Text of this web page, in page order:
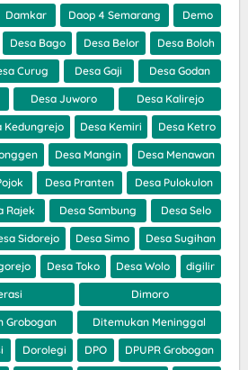
Damkar Daop 4 Semarang Demo
Desa Bago Desa Belor Desa Boloh
Curug Desa Gaji Desa Godan
Desa Juworo Desa Kalirejo
Kedungrejo Desa Kemiri Desa Ketro
Desa Mangin Desa Menawan
Desa Pranten Desa Pulokulon
Rajek Desa Sambung Desa Selo
Sidorejo Desa Simo Desa Sugihan
Desa Toko Desa Wolo digilir
Dimoro
Grobogan Ditemukan Meninggal
Dorolegi DPO DPUPR Grobogan